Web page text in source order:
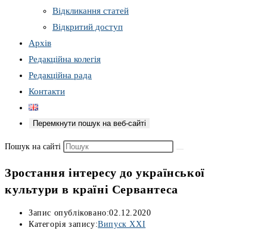
Відкликання статей
Відкритий доступ
Архів
Редакційна колегія
Редакційна рада
Контакти
Перемкнути пошук на веб-сайті
Пошук на сайті
Зростання інтересу до української
культури в країні Сервантеса
Запис опубліковано:02.12.2020
Категорія запису:Випуск XXI